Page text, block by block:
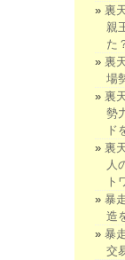
裏
親
た
裏
場
裏
勢
ド
裏
人
ト
暴
造
暴
交